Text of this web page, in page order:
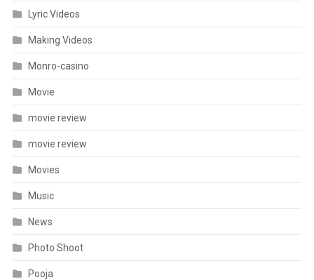
Lyric Videos
Making Videos
Monro-casino
Movie
movie review
movie review
Movies
Music
News
Photo Shoot
Pooja